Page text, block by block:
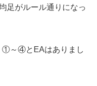
足がルール通りになっ
①～④とEAはありまし